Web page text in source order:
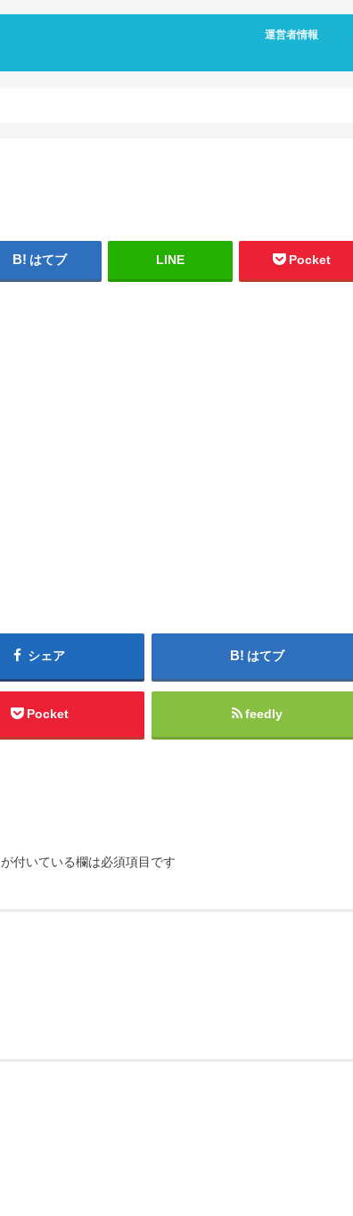
運営者情報
はてブ LINE Pocket
シェア はてブ
Pocket feedly
が付いている欄は必須項目です